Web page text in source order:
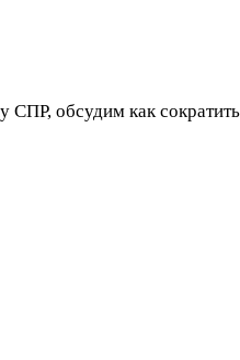
обсудим как